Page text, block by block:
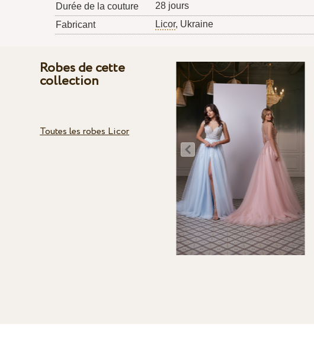
Durée de la couture
28 jours
Fabricant
Licor, Ukraine
Robes de cette
collection
Toutes les robes Licor